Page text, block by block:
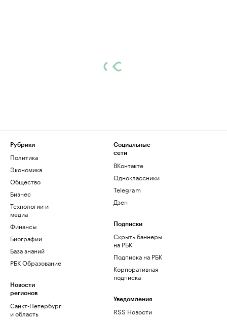
Рубрики
Политика
Экономика
Общество
Бизнес
Технологии и
медиа
Финансы
Биографии
База знаний
РБК Образование
Новости
регионов
Санкт-Петербург
и область
Социальные
сети
ВКонтакте
Одноклассники
Telegram
Дзен
Подписки
Скрыть баннеры
на РБК
Подписка на РБК
Корпоративная
подписка
Уведомления
RSS Новости